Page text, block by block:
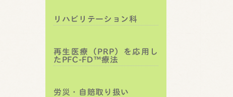
リハビリテーション科
再生医療（PRP）を応用し
たPFC-FD™療法
労災・自賠取り扱い